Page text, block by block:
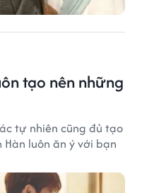
tạo nên những
tự nhiên cũng đủ tạo
luôn ăn ý với bạn